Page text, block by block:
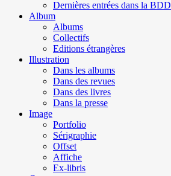
Dernières entrées dans la BDD
Album
Albums
Collectifs
Editions étrangères
Illustration
Dans les albums
Dans des revues
Dans des livres
Dans la presse
Image
Portfolio
Sérigraphie
Offset
Affiche
Ex-libris